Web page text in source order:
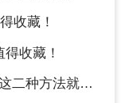
”或类似的选
度。
将生成一个旋
收藏！
收藏！
方法就够了！